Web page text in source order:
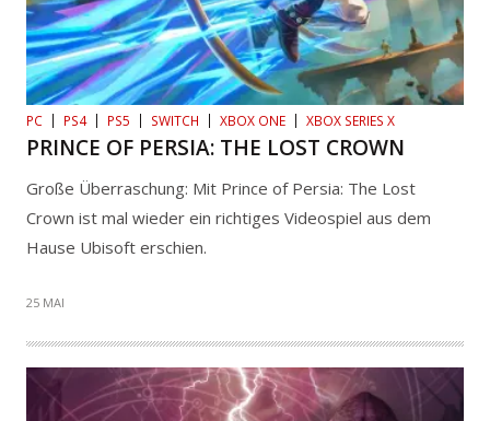
PC PS4 PS5 SWITCH XBOX ONE XBOX SERIES X
PRINCE OF PERSIA: THE LOST CROWN
Große Überraschung: Mit Prince of Persia: The Lost
Crown ist mal wieder ein richtiges Videospiel aus dem
Hause Ubisoft erschien.
25 MAI